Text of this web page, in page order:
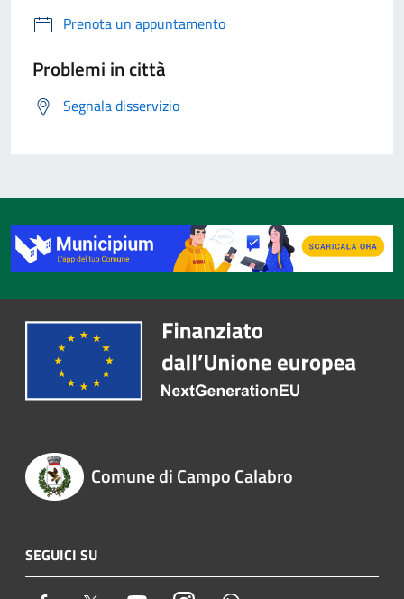
Prenota un appuntamento
Problemi in città
Segnala disservizio
Comune di Campo Calabro
SEGUICI SU